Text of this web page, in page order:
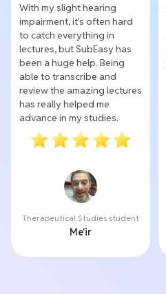
With my slight hearing
impairment, it's often hard
to catch everything in
lectures, but SubEasy has
been a huge help. Being
able to transcribe and
review the amazing lectures
has really helped me
advance in my studies.
Therapeutical Studies student
Me'ir